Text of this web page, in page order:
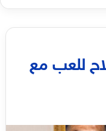
للعب مع